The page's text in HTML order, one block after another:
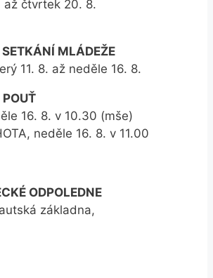
až čtvrtek 20. 8.
MLÁDEŽE
11. 8. až neděle 16. 8.
16. 8. v 10.30 (mše)
neděle 16. 8. v 11.00
ODPOLEDNE
základna,